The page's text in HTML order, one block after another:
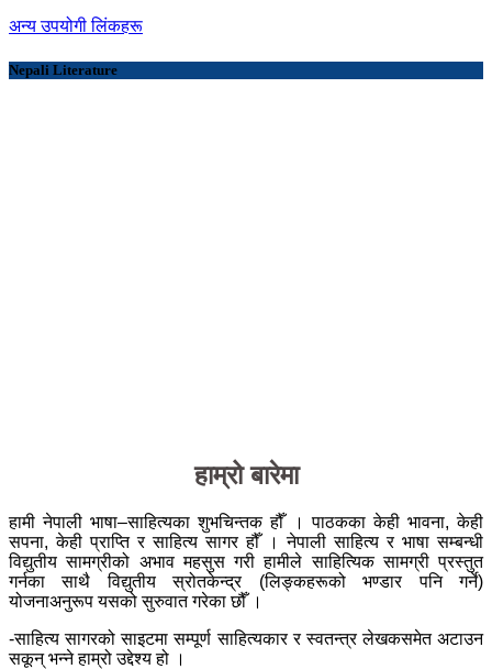
अन्य उपयोगी लिंकहरू
Nepali Literature
हाम्रो बारेमा
हामी नेपाली भाषा–साहित्यका शुभचिन्तक हौँ । पाठकका केही भावना, केही
सपना, केही प्राप्ति र साहित्य सागर हौँ । नेपाली साहित्य र भाषा सम्बन्धी
विद्युतीय सामग्रीको अभाव महसुस गरी हामीले साहित्यिक सामग्री प्रस्तुत
गर्नका साथै विद्युतीय स्रोतकेन्द्र (लिङ्कहरूको भण्डार पनि गर्ने)
योजनाअनुरूप यसको सुरुवात गरेका छौँ ।
-साहित्य सागरको साइटमा सम्पूर्ण साहित्यकार र स्वतन्त्र लेखकसमेत अटाउन
सकून् भन्ने हाम्रो उद्देश्य हो ।